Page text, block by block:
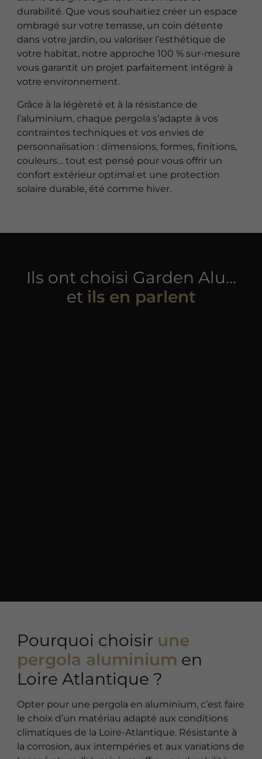
durabilité. Que vous souhaitiez créer un espace
ombragé sur votre terrasse, un coin détente
dans votre jardin, ou valoriser l’esthétique de
votre habitat, notre approche 100 % sur-mesure
vous garantit un projet parfaitement intégré à
votre environnement.
Grâce à la légèreté et à la résistance de
l’aluminium, chaque pergola s’adapte à vos
contraintes techniques et vos envies de
personnalisation : dimensions, formes, finitions,
couleurs… tout est pensé pour vous offrir un
confort extérieur optimal et une protection
solaire durable, été comme hiver.
Ils ont choisi Garden Alu…
et ils en parlent
Pourquoi choisir une
pergola aluminium en
Loire Atlantique ?
Opter pour une pergola en aluminium, c’est faire
le choix d’un matériau adapté aux conditions
climatiques de la Loire-Atlantique. Résistante à
la corrosion, aux intempéries et aux variations de